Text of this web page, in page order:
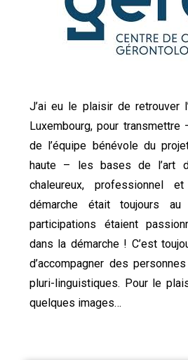
J’ai eu le plaisir de retrouver
Luxembourg, pour transmettre
de l’équipe bénévole du
haute – les bases de l’art
chaleureux, professionnel
démarche était toujours au
participations étaient
dans la démarche ! C’est
d’accompagner des
pluri-linguistiques. Pour le
quelques images…